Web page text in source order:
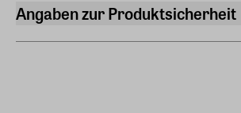
Pflegehinweis
Schonende Reinigung empfohlen, um
Angaben zur Produktsicherheit